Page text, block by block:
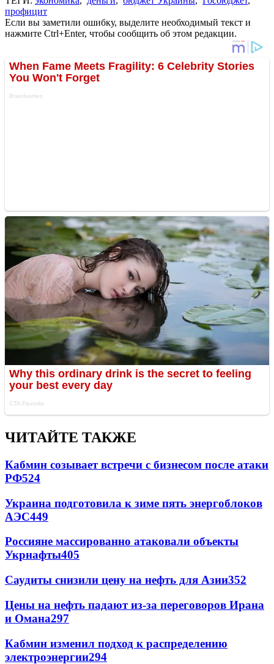
профицит
Если вы заметили ошибку, выделите необходимый текст и
нажмите Ctrl+Enter, чтобы сообщить об этом редакции.
ЧИТАЙТЕ ТАКЖЕ
Кабмин созывает встречи с бизнесом после атаки
РФ524
Украина подготовила к зиме пять энергоблоков
АЭС449
Россияне массированно атаковали объекты
Укрнафты405
Саудиты снизили цену на нефть для Азии352
Цены на нефть падают из-за переговоров Ирана
и Омана297
Кабмин изменил подход к распределению
электроэнергии294